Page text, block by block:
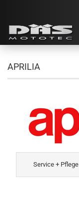
APRILIA
Service + Pflege